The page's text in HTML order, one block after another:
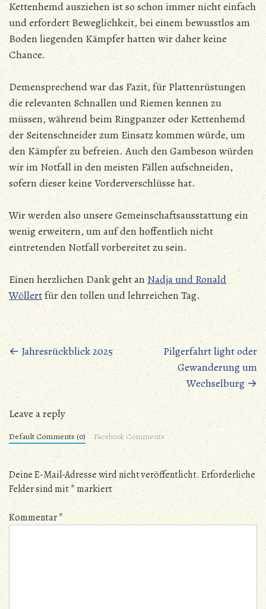
Kettenhemd ausziehen ist so schon immer nicht einfach
und erfordert Beweglichkeit, bei einem bewusstlos am
Boden liegenden Kämpfer hatten wir daher keine
Chance.
Demensprechend war das Fazit, für Plattenrüstungen
die relevanten Schnallen und Riemen kennen zu
müssen, während beim Ringpanzer oder Kettenhemd
der Seitenschneider zum Einsatz kommen würde, um
den Kämpfer zu befreien. Auch den Gambeson würden
wir im Notfall in den meisten Fällen aufschneiden,
sofern dieser keine Vorderverschlüsse hat.
Wir werden also unsere Gemeinschaftsausstattung ein
wenig erweitern, um auf den hoffentlich nicht
eintretenden Notfall vorbereitet zu sein.
Einen herzlichen Dank geht anNadja und Ronald
Wöllertfür den tollen und lehrreichen Tag.
Beitragsnavigation
←Jahresrückblick 2025
Pilgerfahrt light oder
Gewanderung um
Wechselburg→
Leave a reply
Default Comments (0) Facebook Comments
Deine E-Mail-Adresse wird nicht veröffentlicht. Erforderliche
Felder sind mit*markiert
Kommentar*